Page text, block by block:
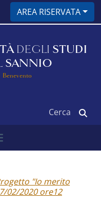
AREA RISERVATA
DEGLI STUDI
SANNIO
Benevento
"Io merito
02/2020 ore12